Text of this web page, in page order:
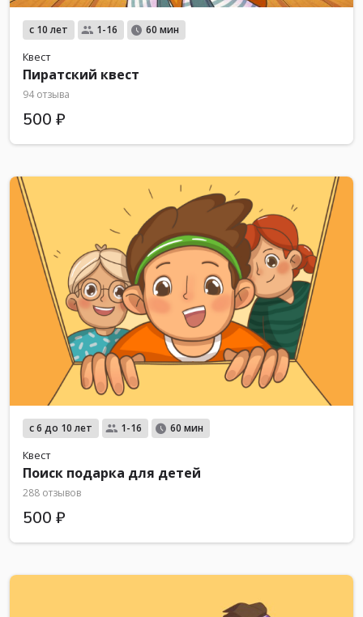
с 10 лет 1-16 60 мин
Квест
Пиратский квест
94 отзыва
500 ₽
с 6 до 10 лет 1-16 60 мин
Квест
Поиск подарка для детей
288 отзывов
500 ₽